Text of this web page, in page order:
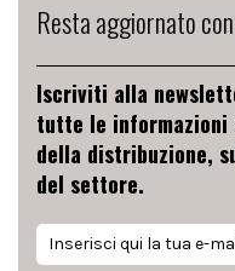
Resta aggiornato
Iscriviti alla
tutte le informazioni
della distribuzione,
del settore.